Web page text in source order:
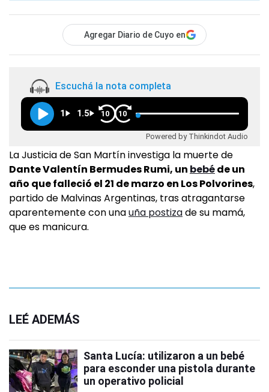
Agregar Diario de Cuyo en
Escuchá la nota completa
1 1.5 10 10
Powered by Thinkindot Audio
La Justicia de San Martín investiga la muerte de
Dante Valentín Bermudes Rumi, un bebéde un
año que falleció el 21 de marzo en Los Polvorines,
partido de Malvinas Argentinas, tras atragantarse
aparentemente con unauña postizade su mamá,
que es manicura.
LEÉ ADEMÁS
Santa Lucía: utilizaron a un bebé
para esconder una pistola durante
un operativo policial